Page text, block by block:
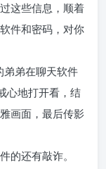
这些信息，顺着
件和密码，对你
弟在聊天软件
心地打开看，结
画面，最后传影
的还有敲诈。